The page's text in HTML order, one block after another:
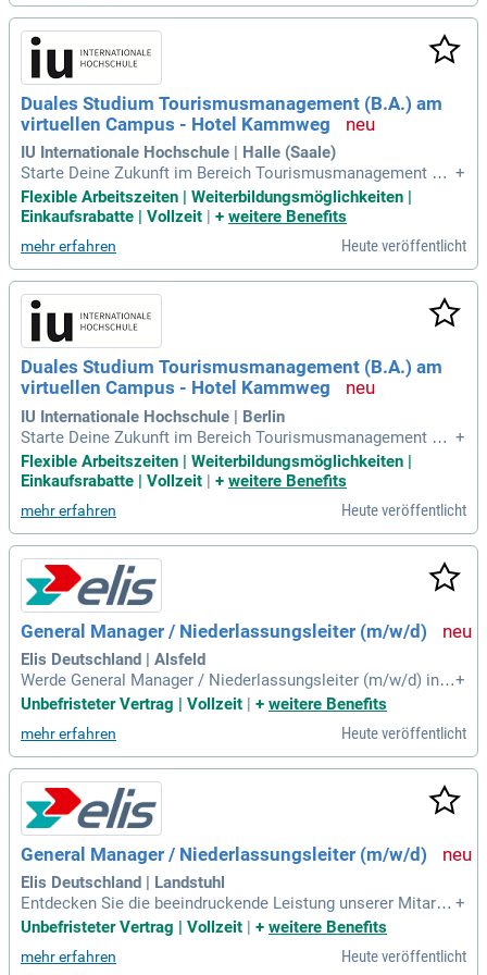
Duales Studium Tourismusmanagement (B.A.) am
virtuellen Campus - Hotel Kammweg
IU Internationale Hochschule | Halle (Saale)
Starte Deine Zukunft im Bereich Tourismusmanagement ge
meinsam mit dem Hotel Kammweg und der IU International
en Hochschule (IU).
+
Flexible Arbeitszeiten | Weiterbildungsmöglichkeiten |
Einkaufsrabatte | Vollzeit
+ weitere Benefits
mehr erfahren Heute veröffentlicht
Duales Studium Tourismusmanagement (B.A.) am
virtuellen Campus - Hotel Kammweg
IU Internationale Hochschule | Berlin
Starte Deine Zukunft im Bereich Tourismusmanagement ge
meinsam mit dem Hotel Kammweg und der IU International
en Hochschule (IU).
+
Flexible Arbeitszeiten | Weiterbildungsmöglichkeiten |
Einkaufsrabatte | Vollzeit | + weitere Benefits
mehr erfahren Heute veröffentlicht
General Manager / Niederlassungsleiter (m/w/d)
Elis Deutschland | Alsfeld
Werde General Manager / Niederlassungsleiter (m/w/d) in A
lsfeld und hebe unseren Standort auf das nächste Level! Als
zupackende Führungspersönlichkeit mit akademischem Hin
tergrund bringst du Erfahrung in der erfolgreichen Motivatio
n gewerblicher Teams mit. In dieser Schlüsselposition über
nimmst du die P&L-Verantwortung und gestaltest aktiv unse
ren Erfolg. Dein Innovationsgeist und strategischer Weitblic
k sind entscheidend, um unsere Wachstumsziele voranzutre
iben. Du leitest alle operativen und strategischen Belange d
eines Standorts und entwickelst nachhaltige Strategien. Be
wirb dich jetzt und gestalte die Zukunft unserer Niederlassu
ng aktiv mit!
+
Unbefristeter Vertrag | Vollzeit | + weitere Benefits
mehr erfahren Heute veröffentlicht
General Manager / Niederlassungsleiter (m/w/d)
Elis Deutschland | Landstuhl
Entdecken Sie die beeindruckende Leistung unserer Mitarbe
itenden in Deutschland und Österreich! An unseren 49 Stand
ndheitswesen sowie Industrie und Handel stets mit hochwe
+
Unbefristeter Vertrag | Vollzeit
+ weitere Benefits
mehr erfahren Heute veröffentlicht